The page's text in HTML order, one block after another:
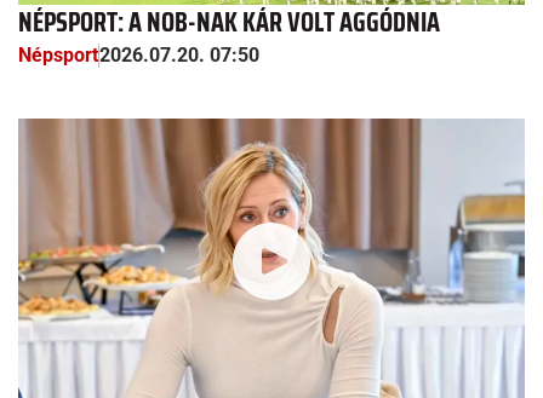
NÉPSPORT: A NOB-NAK KÁR VOLT AGGÓDNIA
Népsport2026.07.20. 07:50